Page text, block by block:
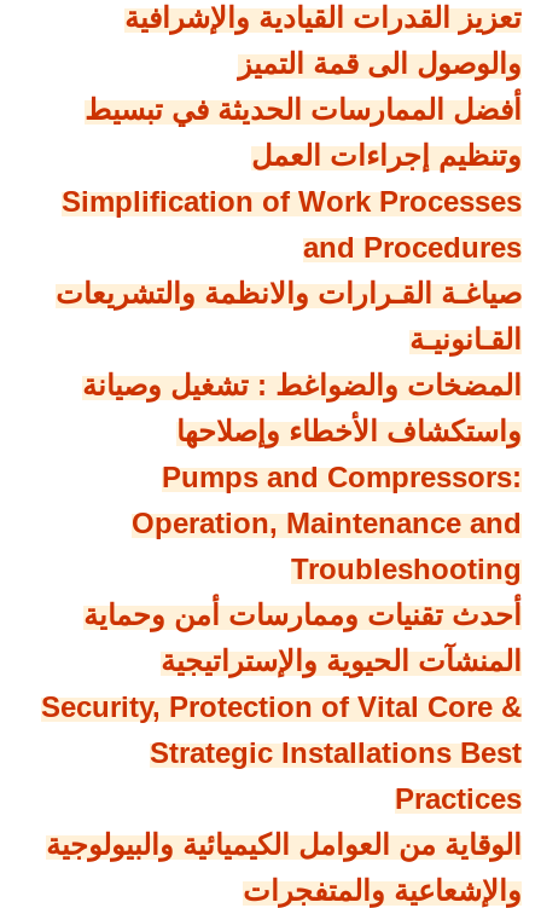
تعزيز القدرات القيادية والإشرافية
والوصول الى قمة التميز
أفضل الممارسات الحديثة في تبسيط
وتنظيم إجراءات العمل
Simplification of Work Processes
and Procedures
صياغـة القـرارات والانظمة والتشريعات
القـانونيـة
المضخات والضواغط : تشغيل وصيانة
واستكشاف الأخطاء وإصلاحها
Pumps and Compressors:
Operation, Maintenance and
Troubleshooting
أحدث تقنيات وممارسات أمن وحماية
المنشآت الحيوية والإستراتيجية
Security, Protection of Vital Core &
Strategic Installations Best
Practices
الوقاية من العوامل الكيميائية والبيولوجية
والإشعاعية والمتفجرات